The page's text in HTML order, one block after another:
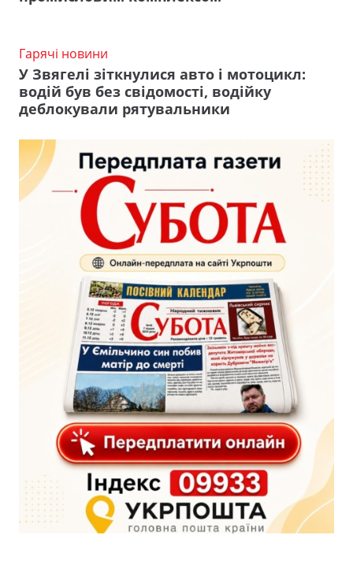
Гарячі новини
У Звягелі зіткнулися авто і мотоцикл:
водій був без свідомості, водійку
деблокували рятувальники